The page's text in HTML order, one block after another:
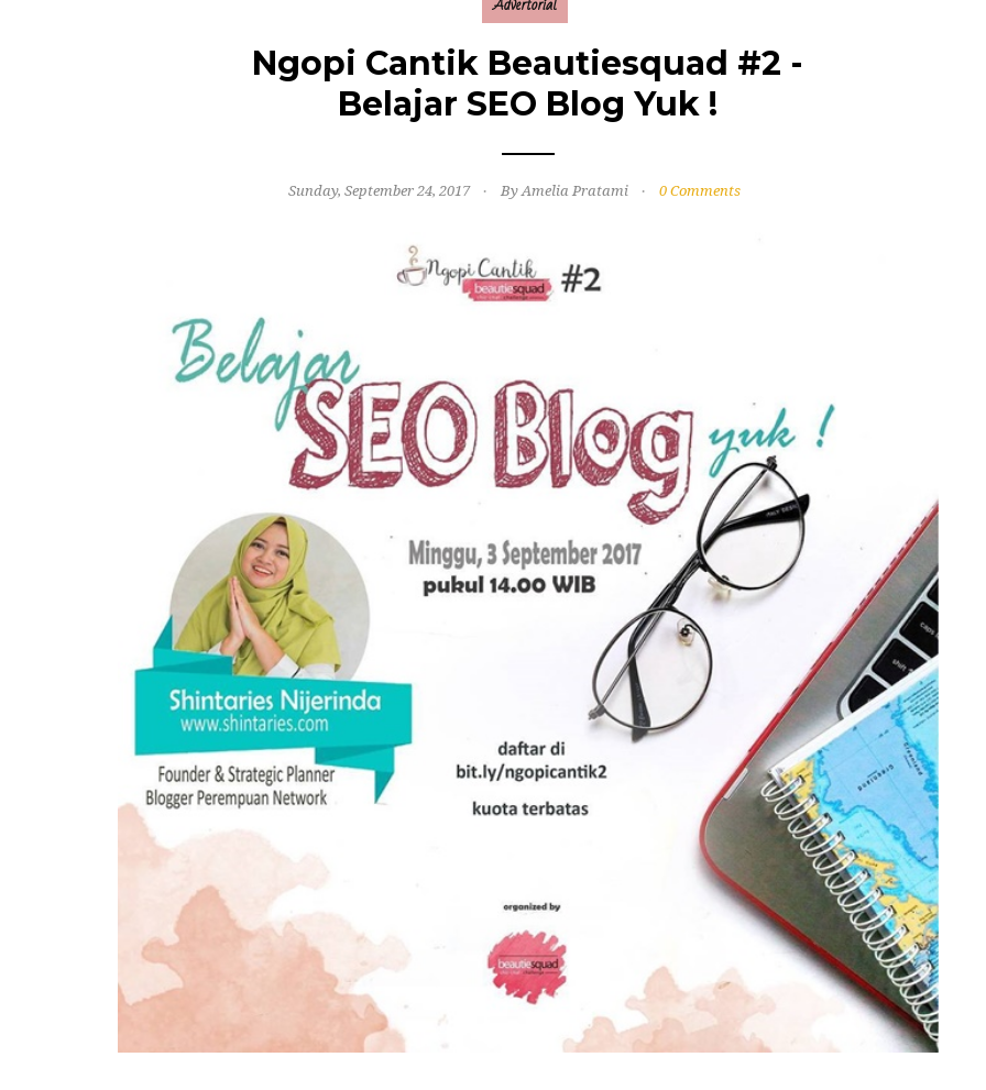
Ngopi Cantik Beautiesquad #2 -
Belajar SEO Blog Yuk !
Sunday, September 24, 2017 By Amelia Pratami 0 Comments